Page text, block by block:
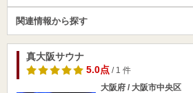
関連情報から探す
真大阪サウナ
5.0点/ 1 件
大阪府 / 大阪市中央区